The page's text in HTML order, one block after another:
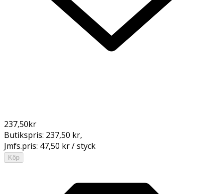
237,50kr
Butikspris: 237,50 kr,
Jmfs.pris: 47,50 kr / styck
Köp